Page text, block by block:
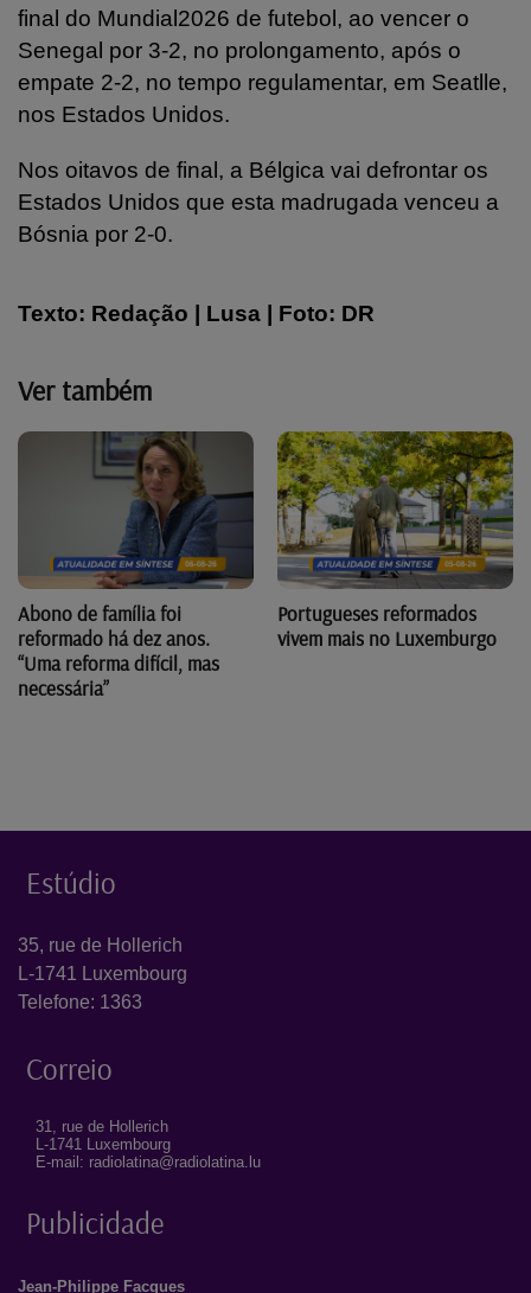
final do Mundial2026 de futebol, ao vencer o
Senegal por 3-2, no prolongamento, após o
empate 2-2, no tempo regulamentar, em Seatlle,
nos Estados Unidos.
Nos oitavos de final, a Bélgica vai defrontar os
Estados Unidos que esta madrugada venceu a
Bósnia por 2-0.
Texto: Redação | Lusa | Foto: DR
Ver também
Abono de família foi
reformado há dez anos.
“Uma reforma difícil, mas
necessária”
Portugueses reformados
vivem mais no Luxemburgo
Estúdio
35, rue de Hollerich
L-1741 Luxembourg
Telefone: 1363
Correio
31, rue de Hollerich
L-1741 Luxembourg
E-mail: radiolatina@radiolatina.lu
Publicidade
Jean-Philippe Facques